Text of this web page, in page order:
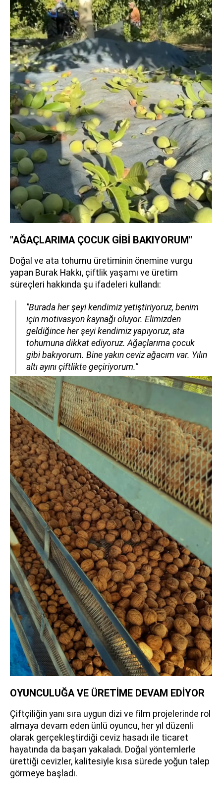
"AĞAÇLARIMA ÇOCUK GİBİ BAKIYORUM"
Doğal ve ata tohumu üretiminin önemine vurgu
yapan Burak Hakkı, çiftlik yaşamı ve üretim
süreçleri hakkında şu ifadeleri kullandı:
"Burada her şeyi kendimiz yetiştiriyoruz, benim
için motivasyon kaynağı oluyor. Elimizden
geldiğince her şeyi kendimiz yapıyoruz, ata
tohumuna dikkat ediyoruz. Ağaçlarıma çocuk
gibi bakıyorum. Bine yakın ceviz ağacım var. Yılın
altı ayını çiftlikte geçiriyorum."
OYUNCULUĞA VE ÜRETİME DEVAM EDİYOR
Çiftçiliğin yanı sıra uygun dizi ve film projelerinde rol
almaya devam eden ünlü oyuncu, her yıl düzenli
olarak gerçekleştirdiği ceviz hasadı ile ticaret
hayatında da başarı yakaladı. Doğal yöntemlerle
ürettiği cevizler, kalitesiyle kısa sürede yoğun talep
görmeye başladı.